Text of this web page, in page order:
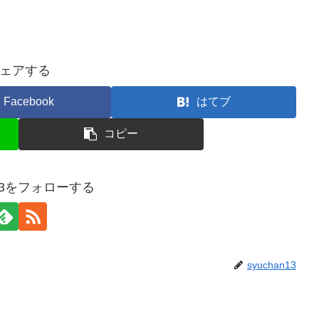
アする
Facebook はてブ
コピー
をフォローする
syuchan13